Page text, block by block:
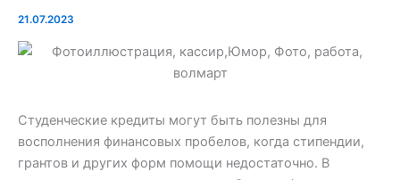
21.07.2023
Студенческие кредиты могут быть полезны для
восполнения финансовых пробелов, когда стипендии,
грантов и других форм помощи недостаточно. В